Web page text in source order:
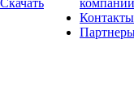
Скачать
компании
Контакты